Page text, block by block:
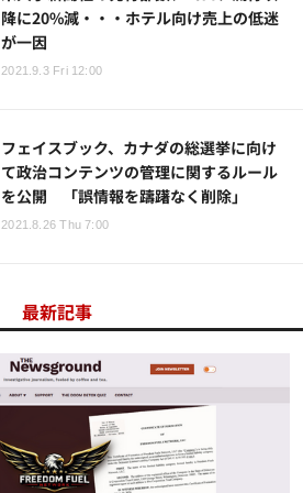
降に20%減・・・ホテル向け売上の低迷
が一因
2021.9.3 Fri 12:00
フェイスブック、カナダの総選挙に向け
て政治コンテンツの管理に関するルール
を公開 「誤情報を躊躇なく削除」
2021.8.26 Thu 7:00
最新記事